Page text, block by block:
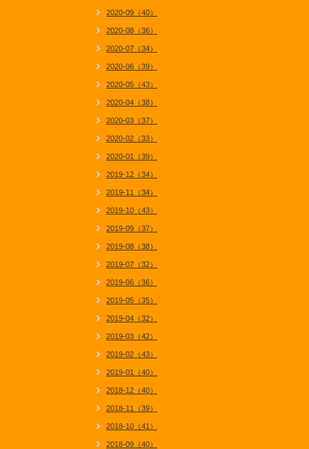
2020-09（40）
2020-08（36）
2020-07（34）
2020-06（39）
2020-05（43）
2020-04（38）
2020-03（37）
2020-02（33）
2020-01（39）
2019-12（34）
2019-11（34）
2019-10（43）
2019-09（37）
2019-08（38）
2019-07（32）
2019-06（36）
2019-05（35）
2019-04（32）
2019-03（42）
2019-02（43）
2019-01（40）
2018-12（40）
2018-11（39）
2018-10（41）
2018-09（40）